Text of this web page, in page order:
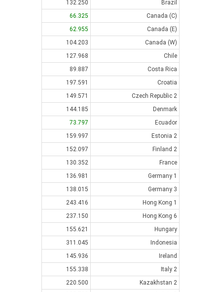
Brazil
132.250
Canada (C)
66.325
Canada (E)
62.955
Canada (W)
104.203
Chile
127.968
Costa Rica
89.887
Croatia
197.591
Czech Republic 2
149.571
Denmark
144.185
Ecuador
73.797
Estonia 2
159.997
Finland 2
152.097
France
130.352
Germany 1
136.981
Germany 3
138.015
Hong Kong 1
243.416
Hong Kong 6
237.150
Hungary
155.621
Indonesia
311.045
Ireland
145.936
Italy 2
155.338
Kazakhstan 2
220.500